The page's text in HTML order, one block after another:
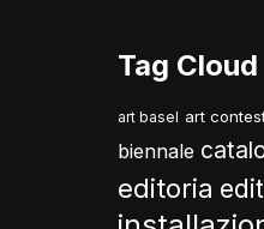
Tag Cloud
art basel art
biennale
editoria